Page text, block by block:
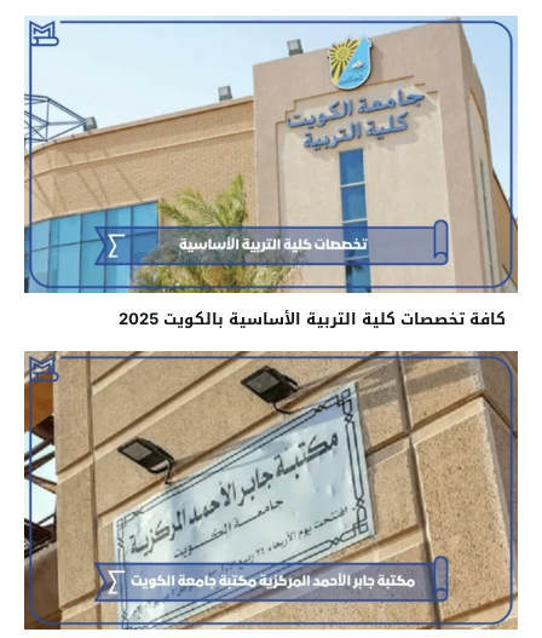
كافة تخصصات كلية التربية الأساسية بالكويت 2025